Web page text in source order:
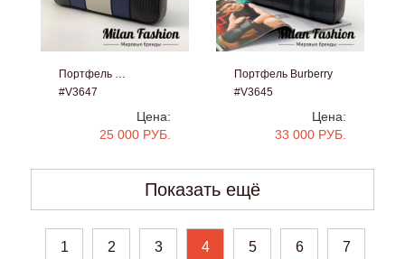
Портфель …
#V3647
Цена:
25 000 РУБ.
Портфель Burberry
#V3645
Цена:
33 000 РУБ.
Показать ещё
1 2 3 4 5 6 7